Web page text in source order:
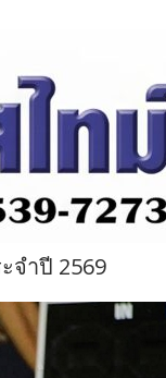
จำปี 2569